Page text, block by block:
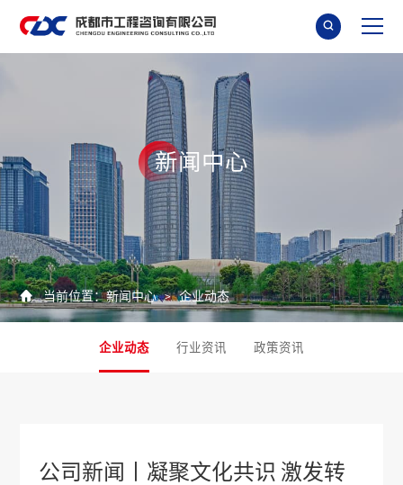

新闻 中心
 当前位置：新闻中心 > 企业动态
企业动态 行业资讯 政策资讯
公司新闻丨凝聚文化共识 激发转